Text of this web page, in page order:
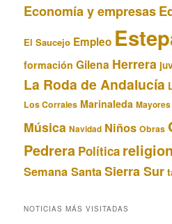
Economía y empresas
El Saucejo Empleo
formación Gilena Herrera
La Roda de Andalucía
Los Corrales Marinaleda Mayores
Música Navidad Niños Obras
Pedrera Política religion
Semana SantaSierra Sur
NOTICIAS MÁS VISITADAS